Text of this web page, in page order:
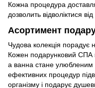
Кожна процедура
дозволить відволіктися
Асортимент
Чудова колекція порадує
Кожен подарунковий СПА
а ванна стане улюбленим
ефективних процедур
організму і подарує